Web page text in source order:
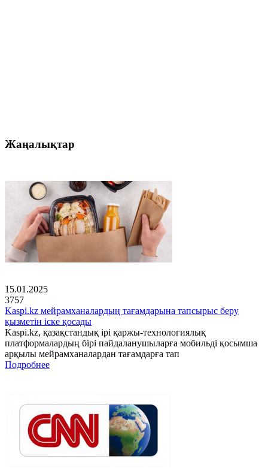
Жаңалықтар
15.01.2025
3757
Kaspi.kz мейрамханалардың тағамдарына тапсырыс беру
қызметін іске қосады
Kaspi.kz, қазақстандық ірі қаржы-технологиялық
платформалардың бірі пайдаланушыларға мобильді қосымша
арқылы мейрамханалардан тағамдарға тап
Подробнее